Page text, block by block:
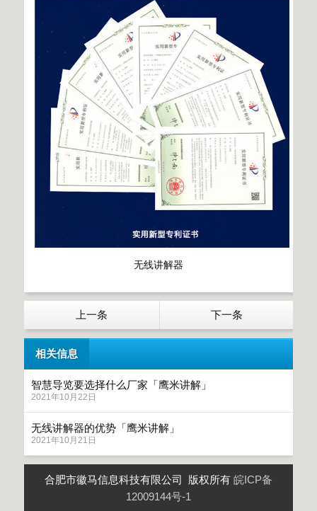
无线讲解器
上一条 下一条
相关信息
智慧导览要选择什么厂家「鹰米讲解」
2021年10月22日
无线讲解器的优势「鹰米讲解」
2021年10月21日
合肥市徽马信息科技有限公司 版权所有 皖ICP备
12009144号-1